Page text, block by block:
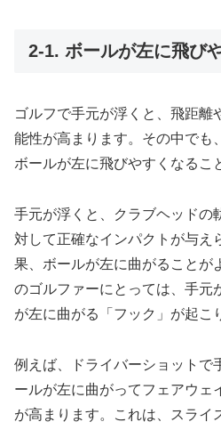
2-1. ボールが左に飛び
ゴルフで手元が浮くと、飛距離
能性が高まります。その中でも
ボールが左に飛びやすくなるこ
手元が浮くと、クラブヘッドの
対して正確なインパクトが与え
果、ボールが左に曲がることが
のゴルファーにとっては、手元
が左に曲がる「フック」が起こ
例えば、ドライバーショットで
ールが左に曲がってフェアウェ
が高まります。これは、スライ